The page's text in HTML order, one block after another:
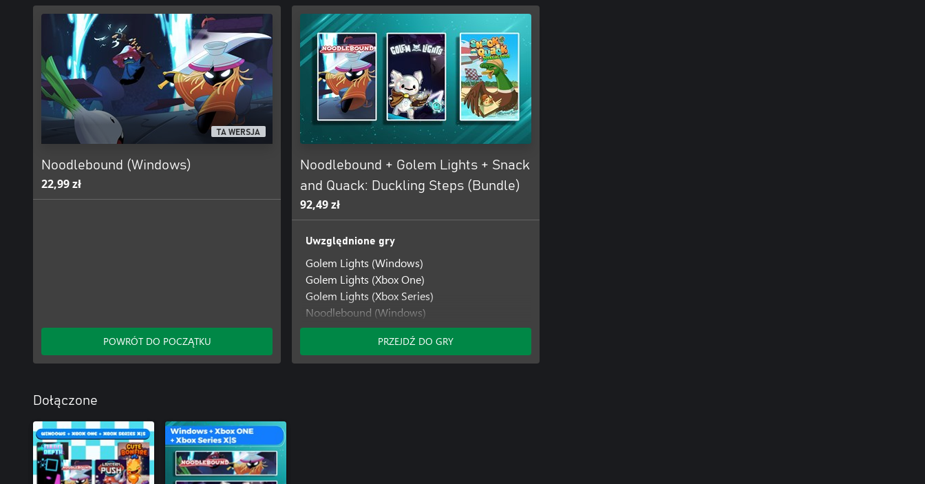
TA WERSJA
Noodlebound (Windows)
22,99 zł
POWRÓT DO POCZĄTKU
Noodlebound + Golem Lights + Snack
and Quack: Duckling Steps (Bundle)
92,49 zł
Uwzględnione gry
Golem Lights (Windows)
Golem Lights (Xbox One)
Golem Lights (Xbox Series)
Noodlebound (Windows)
Noodlebound (Xbox One)
Noodlebound (Xbox Series)
Snack and Quack: Duckling Steps (Windows)
PRZEJDŹ DO GRY
Dołączone